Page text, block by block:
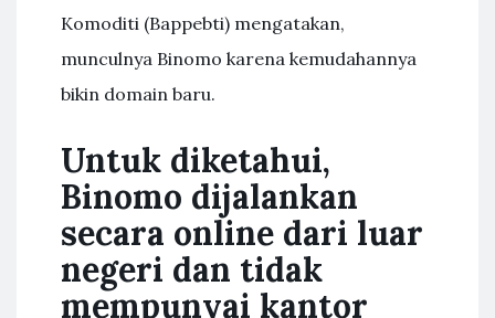
Komoditi (Bappebti) mengatakan,
munculnya Binomo karena kemudahannya
bikin domain baru.
Untuk diketahui,
Binomo dijalankan
secara online dari luar
negeri dan tidak
mempunyai kantor